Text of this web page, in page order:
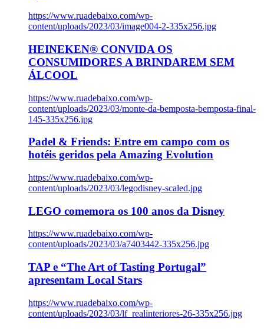
https://www.ruadebaixo.com/wp-
content/uploads/2023/03/image004-2-335x256.jpg
HEINEKEN® CONVIDA OS
CONSUMIDORES A BRINDAREM SEM
ÁLCOOL
https://www.ruadebaixo.com/wp-
content/uploads/2023/03/monte-da-bemposta-bemposta-final-
145-335x256.jpg
Padel & Friends: Entre em campo com os
hotéis geridos pela Amazing Evolution
https://www.ruadebaixo.com/wp-
content/uploads/2023/03/legodisney-scaled.jpg
LEGO comemora os 100 anos da Disney
https://www.ruadebaixo.com/wp-
content/uploads/2023/03/a7403442-335x256.jpg
TAP e “The Art of Tasting Portugal”
apresentam Local Stars
https://www.ruadebaixo.com/wp-
content/uploads/2023/03/lf_realinteriores-26-335x256.jpg